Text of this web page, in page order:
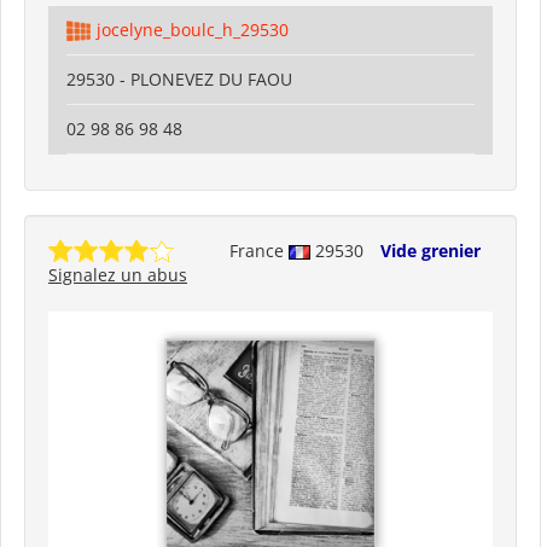
jocelyne_boulc_h_29530
29530 - PLONEVEZ DU FAOU
02 98 86 98 48
France 29530
Vide grenier
Signalez un abus